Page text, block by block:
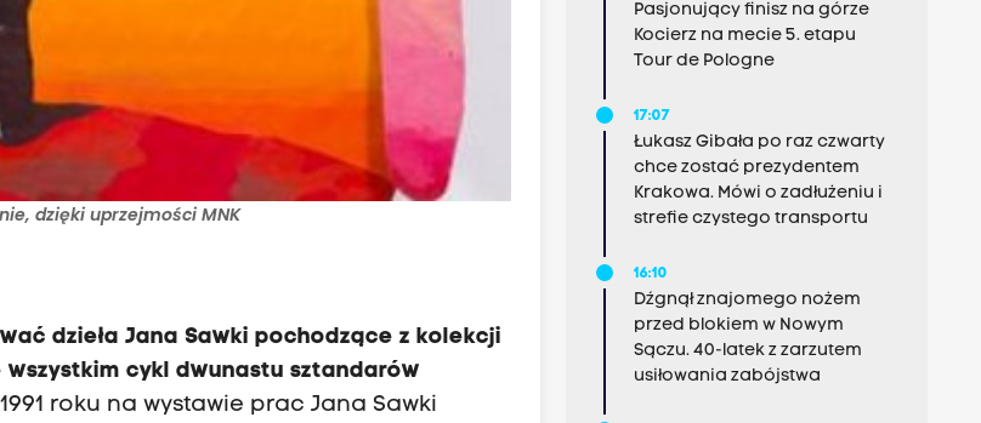
dzięki uprzejmości MNK
dzieła Jana Sawki pochodzące z kolekcji
cykl dwunastu sztandarów
roku na wystawie prac Jana Sawki
Pasjonujący finisz na górze
Kocierz na mecie 5. etapu
Tour de Pologne
17:07
Łukasz Gibała po raz czwarty
chce zostać prezydentem
Krakowa. Mówi o zadłużeniu i
strefie czystego transportu
16:10
Dźgnął znajomego nożem
przed blokiem w Nowym
Sączu. 40-latek z zarzutem
usiłowania zabójstwa